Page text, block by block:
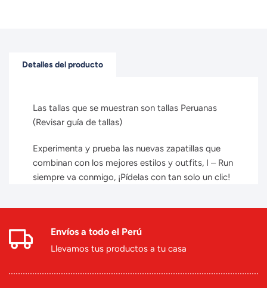
Detalles del producto
Las tallas que se muestran son tallas Peruanas
(Revisar guía de tallas)
Experimenta y prueba las nuevas zapatillas que
combinan con los mejores estilos y outfits, I – Run
siempre va conmigo, ¡Pídelas con tan solo un clic!
Envíos a todo el Perú
Llevamos tus productos a tu casa